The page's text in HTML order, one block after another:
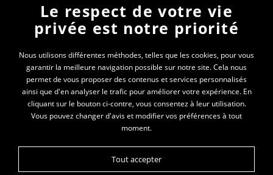
Newsletter
En vous inscrivant à la newsletter, vous recevrez
toutes les actualités des PEP 69
Votre e-mail*
Le respect de votre vie
privée est notre priorité
Nous utilisons différentes méthodes, telles que les cookies, pour vous
garantir la meilleure navigation possible sur notre site. Cela nous
permet de vous proposer des contenus et services personnalisés
ainsi que d'en analyser le trafic pour améliorer votre expérience. En
cliquant sur le bouton ci-contre, vous consentez à leur utilisation.
Vous pouvez changer d'avis et modifier vos préférences à tout
moment.
Tout accepter